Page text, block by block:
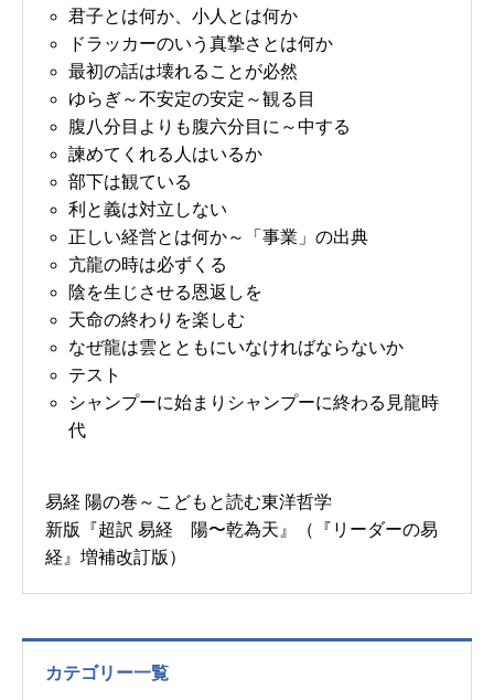
君子とは何か、小人とは何か
ドラッカーのいう真摯さとは何か
最初の話は壊れることが必然
ゆらぎ～不安定の安定～観る目
腹八分目よりも腹六分目に～中する
諫めてくれる人はいるか
部下は観ている
利と義は対立しない
正しい経営とは何か～「事業」の出典
亢龍の時は必ずくる
陰を生じさせる恩返しを
天命の終わりを楽しむ
なぜ龍は雲とともにいなければならないか
テスト
シャンプーに始まりシャンプーに終わる見龍時
代
易経 陽の巻～こどもと読む東洋哲学
新版『超訳 易経 陽〜乾為天』（『リーダーの易
経』増補改訂版）
カテゴリー一覧